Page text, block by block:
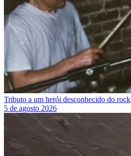
Tributo a um herói desconhecido do rock
5 de agosto 2026